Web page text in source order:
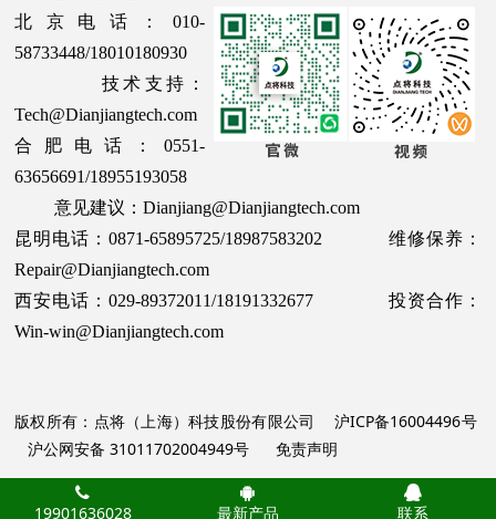
北京电话：010-
58733448/18010180930
技术支持：
Tech@Dianjiangtech.com
合肥电话：0551-
63656691/18955193058
意见建议：Dianjiang@Dianjiangtech.com
昆明电话：0871-65895725/18987583202 维修保养：
Repair@Dianjiangtech.com
西安电话：029-89372011/18191332677 投资合作：
Win-win@Dianjiangtech.com
版权所有：点将（上海）科技股份有限公司 沪ICP备16004496号
沪公网安备 31011702004949号
免责声明
19901636028 最新产品 联系